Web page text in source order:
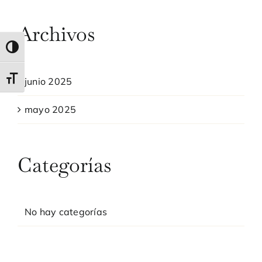
Alternar alto contraste
Alternar tamaño de letra
Archivos
junio 2025
mayo 2025
Categorías
No hay categorías